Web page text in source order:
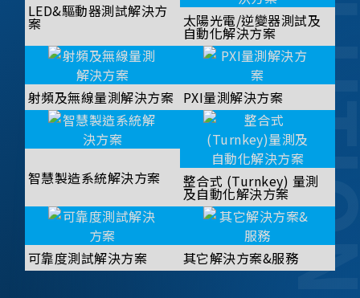
LED&驅動器測試解決方
案 太陽光電/逆變器測試及
自動化解決方案
射頻及無線量測解決方案 PXI量測解決方案
智慧製造系統解決方案 整合式 (Turnkey) 量測
及自動化解決方案
可靠度測試解決方案 其它解決方案&服務